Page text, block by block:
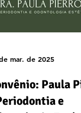
Paula
e
mar. de 2025